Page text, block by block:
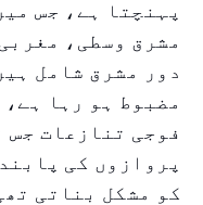
پہنچتا ہے، جس
مشرق وسطی،
دور مشرق شامل
مضبوط ہو رہا ہے،
فوجی تنازعات جس
پروازوں کی
کو مشکل بناتی